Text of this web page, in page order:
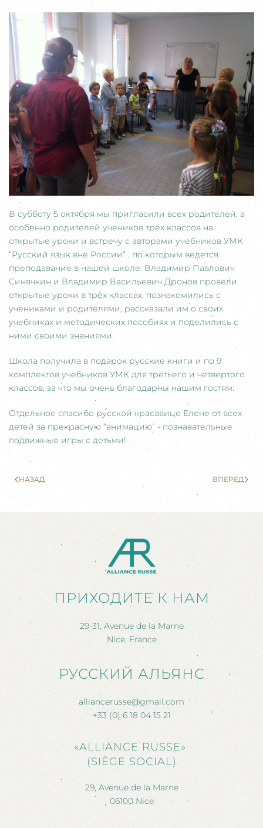
В субботу 5 октября мы пригласили всех родителей, а
особенно родителей учеников трёх классов на
открытые уроки и встречу с авторами учебников УМК
“Русский язык вне России” , по которым ведется
преподавание в нашей школе. Владимир Павлович
Синячкин и Владимир Васильевич Дронов провели
открытые уроки в трёх классах, познакомились с
учениками и родителями, рассказали им о своих
учебниках и методических пособиях и поделились с
ними своими знаниями.
Школа получила в подарок русские книги и по 9
комплектов учебников УМК для третьего и четвертого
классов, за что мы очень благодарны нашим гостям.
Отдельное спасибо русской красавице Елене от всех
детей за прекрасную “анимацию” - познавательные
подвижные игры с детьми!
НАЗАД ВПЕРЕД
ПРИХОДИТЕ К НАМ
29-31, Avenue de la Marne
Nice, France
РУССКИЙ АЛЬЯНС
alliancerusse@gmail.com
+33 (0) 6 18 04 15 21
«ALLIANCE RUSSE»
(SIÈGE SOCIAL)
29, Avenue de la Marne
06100 Nice